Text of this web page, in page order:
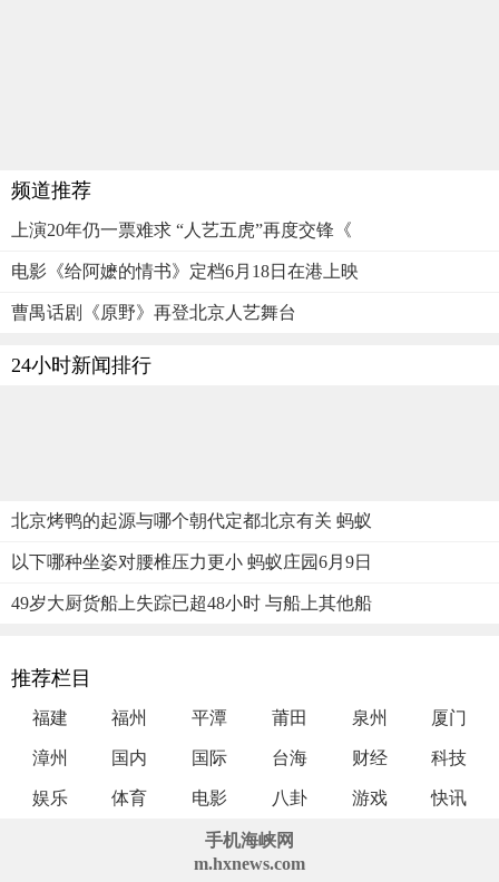
频道推荐
上演20年仍一票难求 “人艺五虎”再度交锋《
电影《给阿嬷的情书》定档6月18日在港上映
曹禺话剧《原野》再登北京人艺舞台
24小时新闻排行
北京烤鸭的起源与哪个朝代定都北京有关 蚂蚁
以下哪种坐姿对腰椎压力更小 蚂蚁庄园6月9日
49岁大厨货船上失踪已超48小时 与船上其他船
推荐栏目
福建 福州 平潭 莆田 泉州 厦门
漳州 国内 国际 台海 财经 科技
娱乐 体育 电影 八卦 游戏 快讯
手机海峡网
m.hxnews.com